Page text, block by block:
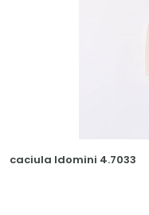
caciula Idomini 4.7033